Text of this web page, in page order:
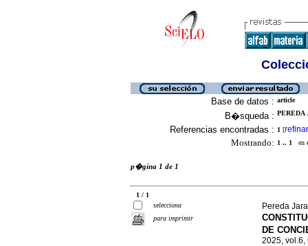
Base de datos : article
B�squeda : PEREDA
Referencias encontradas : 1 [refinar
Mostrando: 1 .. 1 en
p�gina 1 de 1
1 / 1
selecciona
para imprimir
Pereda
DE
2025, vol.6,